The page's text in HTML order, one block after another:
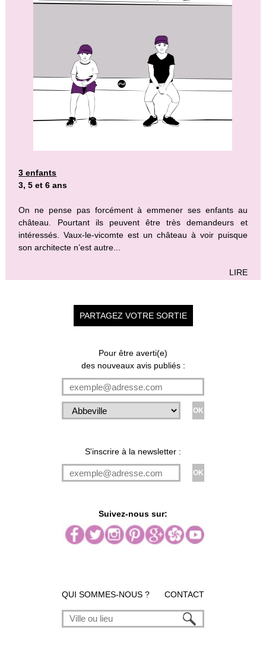
3 enfants
3, 5 et 6 ans
On ne pense pas forcément à emmener ses enfants au
château. Pourtant ils peuvent être très demandeurs et
intéressés. Vaux-le-vicomte est un château à voir puisque
son architecte n’est autre...
LIRE
PARTAGEZ VOTRE SORTIE
Pour être averti(e)
des nouveaux avis publiés :
S'inscrire à la newsletter :
Suivez-nous sur:
QUI SOMMES-NOUS ? CONTACT